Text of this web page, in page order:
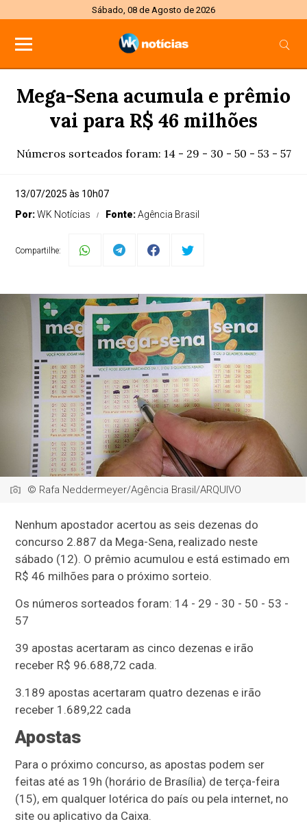
Sábado, 08 de Agosto de 2026
Mega-Sena acumula e prêmio
vai para R$ 46 milhões
Números sorteados foram: 14 - 29 - 30 - 50 - 53 - 57
13/07/2025 às 10h07
Por:WK Notícias Fonte:Agência Brasil
Compartilhe:
© Rafa Neddermeyer/Agência Brasil/ARQUIVO
Nenhum apostador acertou as seis dezenas do
concurso 2.887 da Mega-Sena, realizado neste
sábado (12). O prêmio acumulou e está estimado em
R$ 46 milhões para o próximo sorteio.
Os números sorteados foram: 14 - 29 - 30 - 50 - 53 -
57
39 apostas acertaram as cinco dezenas e irão
receber R$ 96.688,72 cada.
3.189 apostas acertaram quatro dezenas e irão
receber 1.689,22 cada
Apostas
Para o próximo concurso, as apostas podem ser
feitas até as 19h (horário de Brasília) de terça-feira
(15), em qualquer lotérica do país ou pela internet, no
site ou aplicativo da Caixa.